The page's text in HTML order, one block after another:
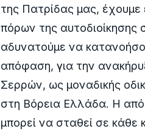
της Πατρίδας μας,
πόρων της
αδυνατούμε να
απόφαση, για την
Σερρών, ως μοναδικής
στη Βόρεια Ελλάδα. Η
μπορεί να σταθεί σε κάθε